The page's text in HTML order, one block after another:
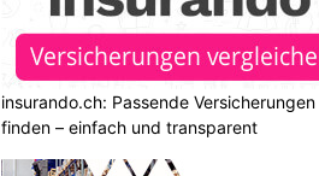
insurando.ch: Passende Versicherungen
finden – einfach und transparent